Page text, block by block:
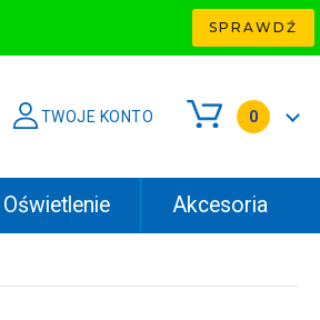
SPRAWDŹ
TWOJE KONTO 0
Oświetlenie Akcesoria